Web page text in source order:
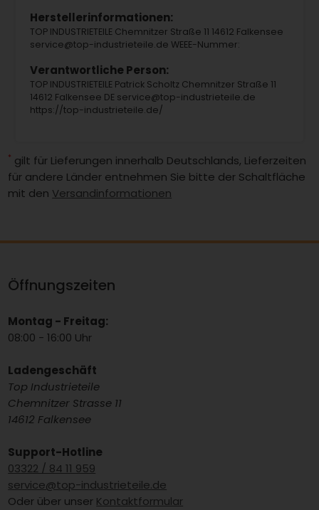
Herstellerinformationen:
TOP INDUSTRIETEILE Chemnitzer Straße 11 14612 Falkensee
service@top-industrieteile.de WEEE-Nummer:
Verantwortliche Person:
TOP INDUSTRIETEILE Patrick Scholtz Chemnitzer Straße 11
14612 Falkensee DE service@top-industrieteile.de
https://top-industrieteile.de/
* gilt für Lieferungen innerhalb Deutschlands, Lieferzeiten
für andere Länder entnehmen Sie bitte der Schaltfläche
mit den Versandinformationen
Öffnungszeiten
Montag - Freitag:
08:00 - 16:00 Uhr
Ladengeschäft
Top Industrieteile
Chemnitzer Strasse 11
14612 Falkensee
Support-Hotline
03322 / 84 11 959
service@top-industrieteile.de
Oder über unser Kontaktformular